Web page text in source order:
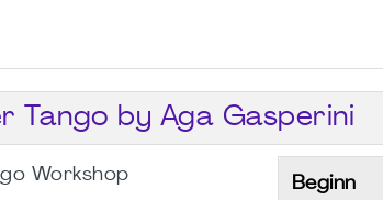
Tango by Aga Gasperini
Workshop
Beginn